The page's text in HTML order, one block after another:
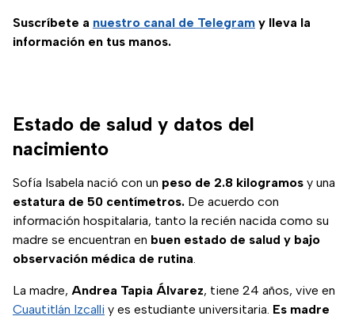
Suscríbete a nuestro canal de Telegram y lleva la
información en tus manos.
Estado de salud y datos del
nacimiento
Sofía Isabela nació con un peso de 2.8 kilogramos y una
estatura de 50 centímetros. De acuerdo con
información hospitalaria, tanto la recién nacida como su
madre se encuentran en buen estado de salud y bajo
observación médica de rutina.
La madre, Andrea Tapia Álvarez, tiene 24 años, vive en
Cuautitlán Izcalli y es estudiante universitaria. Es madre